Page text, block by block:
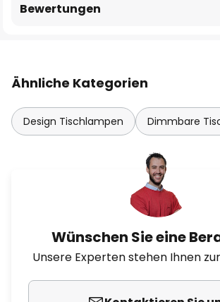
Bewertungen
Ähnliche Kategorien
Design Tischlampen Dimmbare
Wünschen Sie eine
Unsere Experten stehen Ihnen